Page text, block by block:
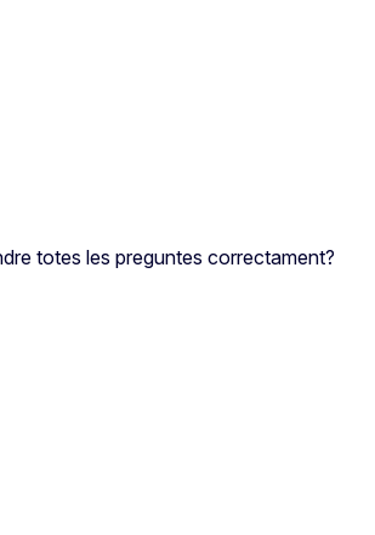
totes les preguntes correctament?